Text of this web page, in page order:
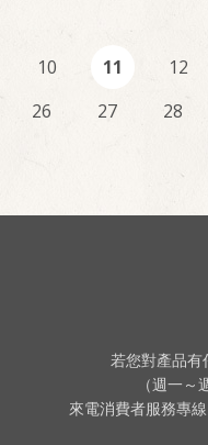
10 11 12
26 27 28
若您對產品有
（週一
來電消費者服務專